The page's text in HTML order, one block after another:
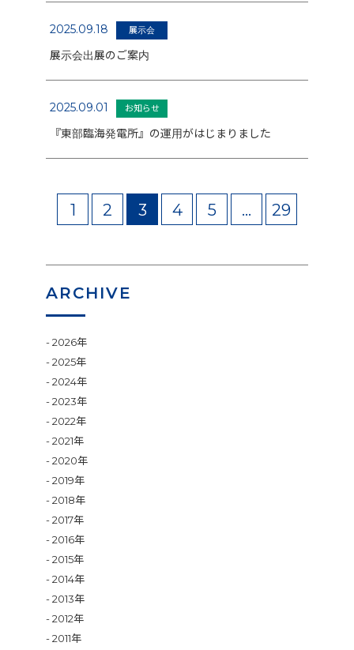
2025.09.18 展示会
展示会出展のご案内
2025.09.01 お知らせ
『東部臨海発電所』の運用がはじまりました
1 2 3 4 5 … 29
ARCHIVE
2026年
2025年
2024年
2023年
2022年
2021年
2020年
2019年
2018年
2017年
2016年
2015年
2014年
2013年
2012年
2011年